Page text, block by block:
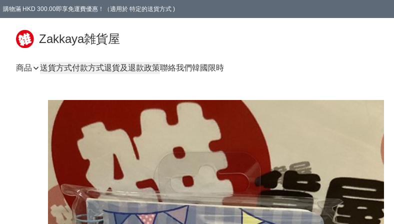
購物滿 HKD 300.00即享免運費優惠！（適用於 特定的送貨方式 )
Zakkaya雑貨屋
商品 送貨方式付款方式退貨及退款政策聯絡我們韓國限時